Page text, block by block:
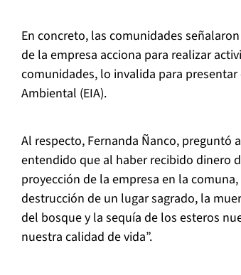
En concreto, las comunidades
de la empresa acciona para realizar
comunidades, lo invalida para
Ambiental (EIA).
Al respecto, Fernanda Ñanco, preguntó
entendido que al haber recibido dinero
proyección de la empresa en la
destrucción de un lugar sagrado, la
del bosque y la sequía de los esteros
nuestra calidad de vida”.